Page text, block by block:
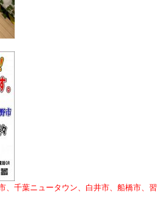
、千葉ニュータウン、白井市、船橋市、習